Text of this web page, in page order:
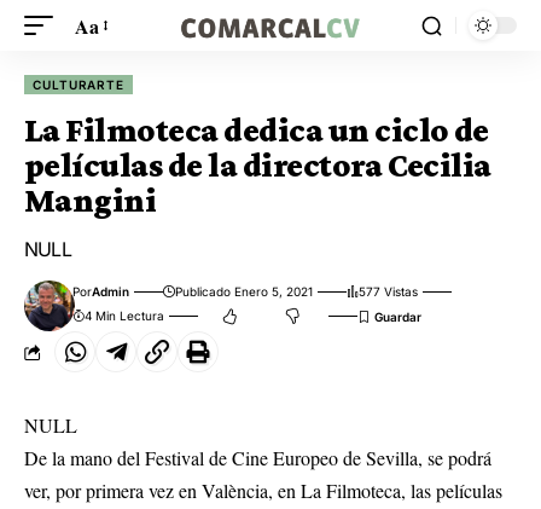
Aa
CULTURARTE
La Filmoteca dedica un ciclo de
películas de la directora Cecilia
Mangini
NULL
PorAdmin Publicado Enero 5, 2021
577 Vistas
4 Min Lectura
NULL
De la mano del Festival de Cine Europeo de Sevilla, se podrá
ver, por primera vez en València, en La Filmoteca, las películas